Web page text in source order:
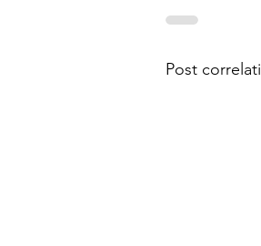
Post correlati